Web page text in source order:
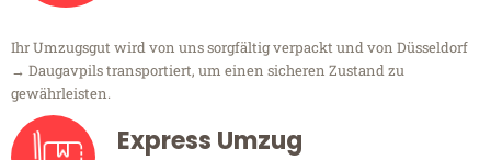
Ihr Umzugsgut wird von uns sorgfältig verpackt und von Düsseldorf
→ Daugavpils transportiert, um einen sicheren Zustand zu
gewährleisten.
Express Umzug